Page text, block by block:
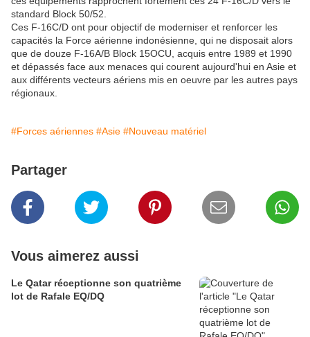
standard Block 50/52.
Ces F-16C/D ont pour objectif de moderniser et renforcer les
capacités la Force aérienne indonésienne, qui ne disposait alors
que de douze F-16A/B Block 15OCU, acquis entre 1989 et 1990
et dépassés face aux menaces qui courent aujourd'hui en Asie et
aux différents vecteurs aériens mis en oeuvre par les autres pays
régionaux.
#Forces aériennes #Asie #Nouveau matériel
Partager
Vous aimerez aussi
Le Qatar réceptionne son quatrième
lot de Rafale EQ/DQ